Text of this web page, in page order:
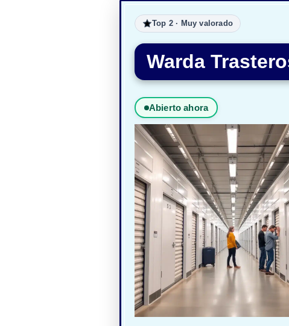
Top 2 · Muy valorado
Warda
Abierto ahora